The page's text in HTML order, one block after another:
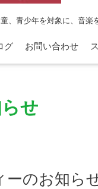
、青少年を対象に、音楽
グ お問い合わせ
せ
のお知ら